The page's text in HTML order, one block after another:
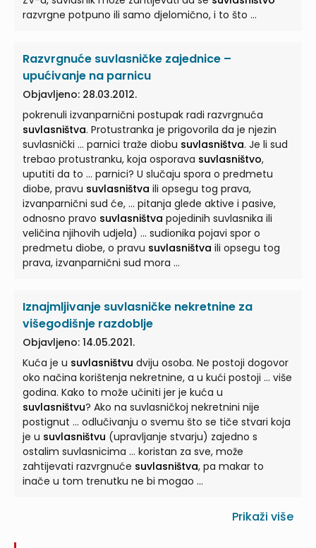
razvrgne potpuno ili samo djelomično, i to što ...
Razvrgnuće suvlasničke zajednice –
upućivanje na parnicu
Objavljeno: 28.03.2012.
pokrenuli izvanparnični postupak radi razvrgnuća
suvlasništva. Protustranka je prigovorila da je njezin
suvlasnički ... parnici traže diobu suvlasništva. Je li sud
trebao protustranku, koja osporava suvlasništvo,
uputiti da to ... parnici? U slučaju spora o predmetu
diobe, pravu suvlasništva ili opsegu tog prava,
izvanparnični sud će, ... pitanja glede aktive i pasive,
odnosno pravo suvlasništva pojedinih suvlasnika ili
veličina njihovih udjela) ... sudionika pojavi spor o
predmetu diobe, o pravu suvlasništva ili opsegu tog
prava, izvanparnični sud mora ...
Iznajmljivanje suvlasničke nekretnine za
višegodišnje razdoblje
Objavljeno: 14.05.2021.
Kuća je u suvlasništvu dviju osoba. Ne postoji dogovor
oko načina korištenja nekretnine, a u kući postoji ... više
godina. Kako to može učiniti jer je kuća u
suvlasništvu? Ako na suvlasničkoj nekretnini nije
postignut ... odlučivanju o svemu što se tiče stvari koja
je u suvlasništvu (upravljanje stvarju) zajedno s
ostalim suvlasnicima ... koristan za sve, može
zahtijevati razvrgnuće suvlasništva, pa makar to
inače u tom trenutku ne bi mogao ...
Prikaži više